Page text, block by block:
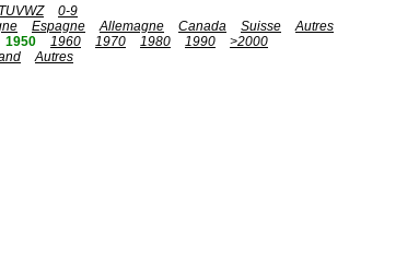
TUVWZ
0-9
Espagne Allemagne Canada Suisse
Autres
1950 1960 1970 1980 1990
>2000
Autres